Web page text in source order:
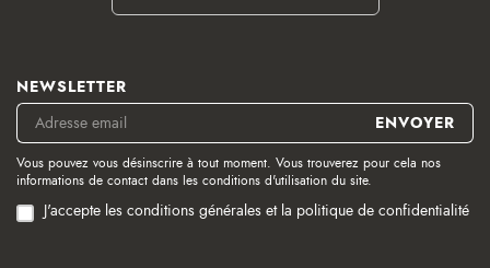
NEWSLETTER
Vous pouvez vous désinscrire à tout moment. Vous trouverez pour cela nos
informations de contact dans les conditions d'utilisation du site.
J'accepte les conditions générales et la politique de confidentialité